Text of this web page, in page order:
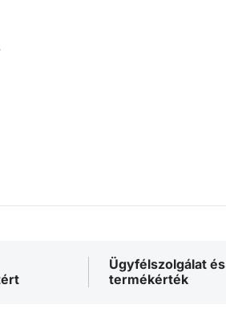
Ügyfélszolgálat és
termékérték